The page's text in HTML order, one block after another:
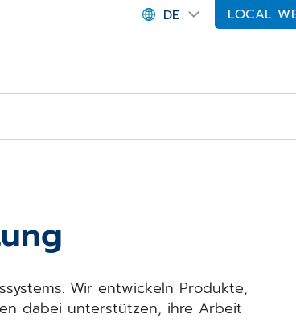
DE LOCAL
Wir entwickeln Produkte,
dabei unterstützen, ihre Arbeit